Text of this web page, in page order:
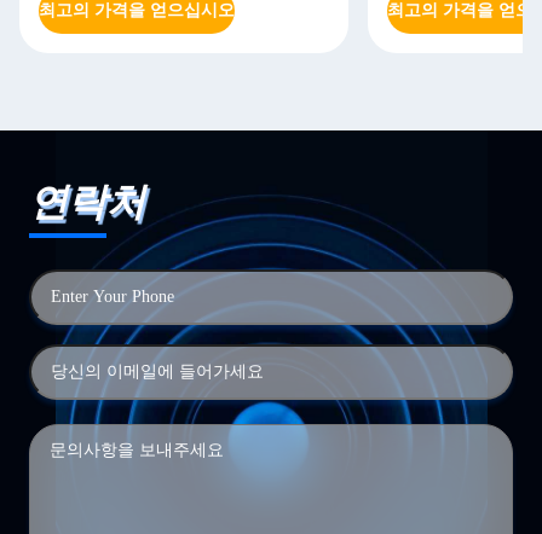
최고의 가격을 얻으십시오 최고의 가격을 얻으
연락처